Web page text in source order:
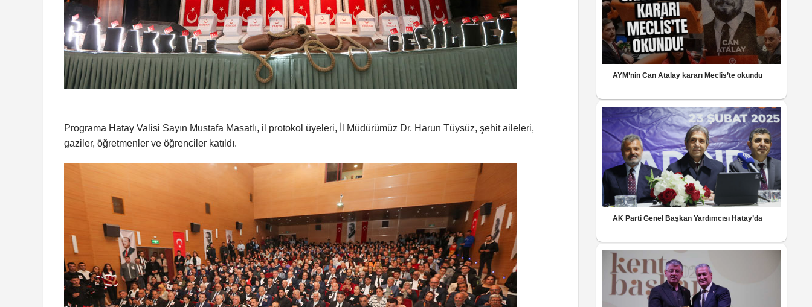
Programa Hatay Valisi Sayın Mustafa Masatlı, il protokol üyeleri, İl Müdürümüz Dr. Harun Tüysüz, şehit aileleri,
gaziler, öğretmenler ve öğrenciler katıldı.
AYM’nin Can Atalay kararı Meclis’te okundu
AK Parti Genel Başkan Yardımcısı Hatay’da